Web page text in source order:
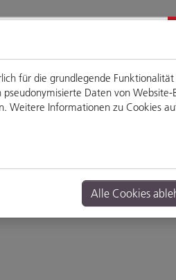
für die grundlegende
Daten von
Informationen zu Cookies
Alle Cookies